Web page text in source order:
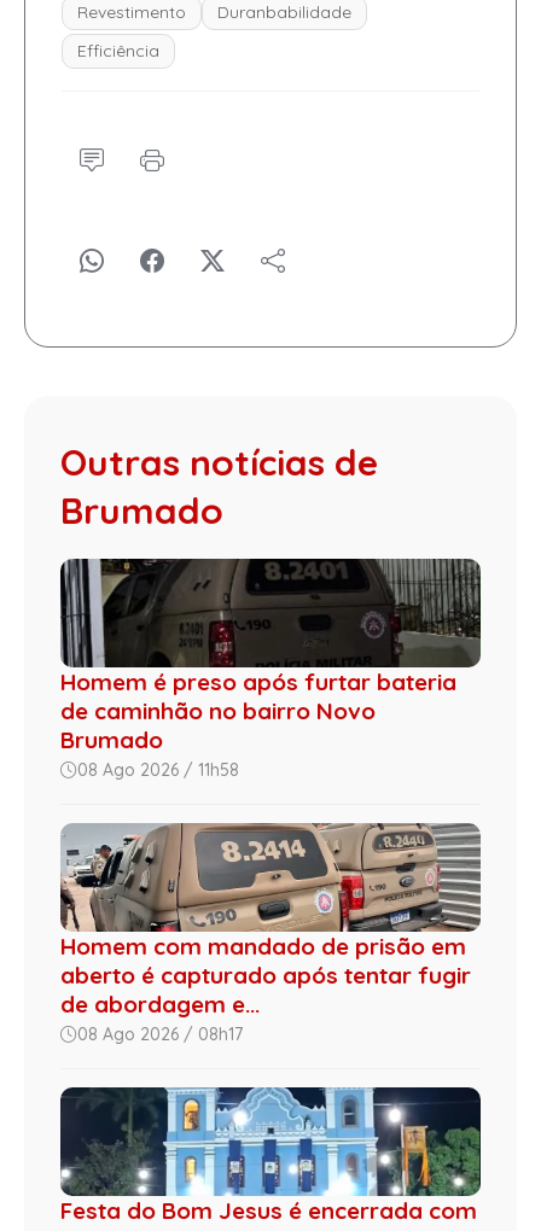
Revestimento
Duranbabilidade
Efficiência
Outras notícias de
Brumado
Homem é preso após furtar bateria
de caminhão no bairro Novo
Brumado
08 Ago 2026 / 11h58
Homem com mandado de prisão em
aberto é capturado após tentar fugir
de abordagem e...
08 Ago 2026 / 08h17
Festa do Bom Jesus é encerrada com